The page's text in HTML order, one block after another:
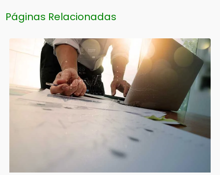
Páginas Relacionadas